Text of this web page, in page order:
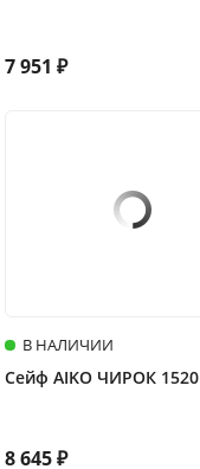
7 951 ₽
В НАЛИЧИИ
Сейф AIKO ЧИРОК 1520
8 645 ₽